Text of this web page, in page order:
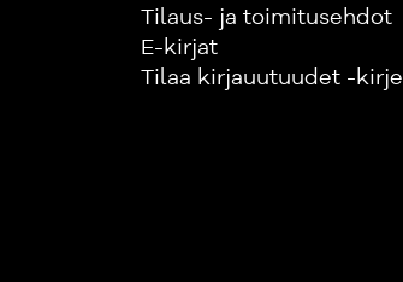
Tilaus- ja toimitusehdot
E-kirjat
Tilaa kirjauutuudet -kirje